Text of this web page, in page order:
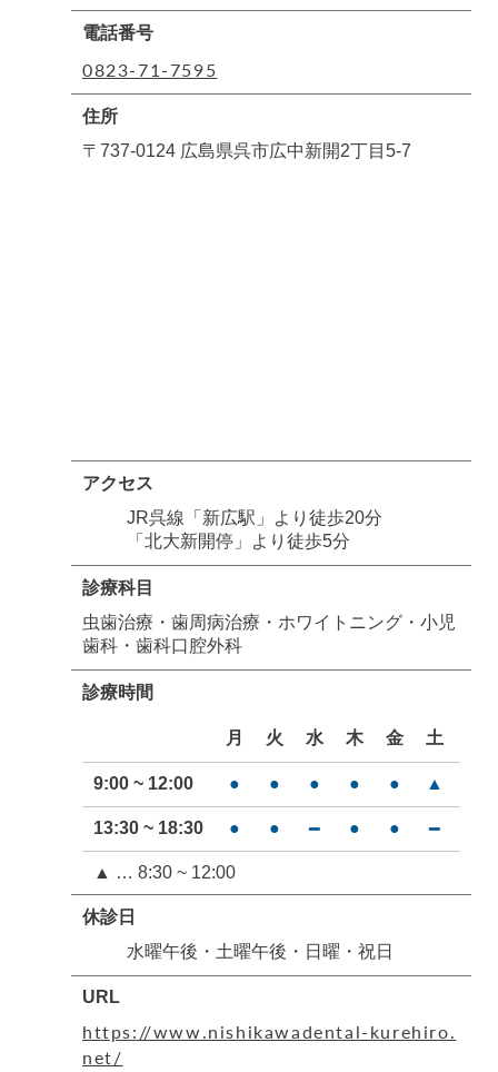
電話番号
0823-71-7595
住所
〒737-0124 広島県呉市広中新開2丁目5-7
アクセス
JR呉線「新広駅」より徒歩20分
「北大新開停」より徒歩5分
診療科目
虫歯治療・歯周病治療・ホワイトニング・小児
歯科・歯科口腔外科
診療時間
月 火 水 木 金 土
9:00 ~ 12:00 ● ● ● ● ● ▲
13:30 ~ 18:30 ● ● ━ ● ● ━
▲ … 8:30 ~ 12:00
休診日
水曜午後・土曜午後・日曜・祝日
URL
https://www.nishikawadental-kurehiro.
net/